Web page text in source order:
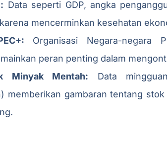
Data seperti GDP, angka
mencerminkan kesehatan
Organisasi Negara-negara
peran penting dalam
Minyak Mentah: Data
memberikan gambaran tentang